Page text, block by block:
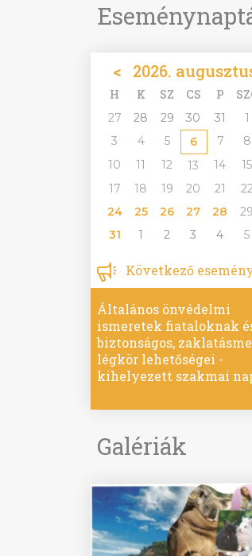
< 2026.
H K SZ CS P
27 28 29 30 31 1
3
4 5 6 7 8
10
11 12 13 14 15
17
18 19 20 21
24
25 26 27 28 29
31
1 2 3 4 5
Következő
Általános önvédelmi
ismeretek fiataloknak
biztonságos,
légkör lehetőségei -
kihelyezett szakmai
Galériák